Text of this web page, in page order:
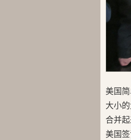
美国
大小
合并
美国